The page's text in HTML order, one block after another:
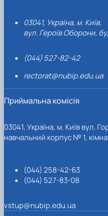
03041, Україна, м. Київ,
вул. Героїв Оборони,
(044) 527-82-42
rectorat@nubip.edu.ua
Приймальна комісія
03041, Україна, м. Київ вул.
навчальний корпус № 1,
(044) 258-42-63
(044) 527-83-08
vstup@nubip.edu.ua